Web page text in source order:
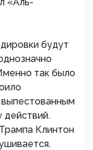
будут
так было
Клинтон